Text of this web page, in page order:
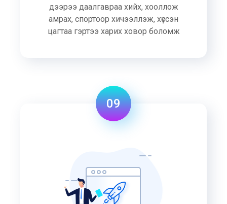
дээрээ даалгавраа хийх, хооллож
амрах, спортоор хичээллэж, хүссэн
цагтаа гэртээ харих ховор боломж
09